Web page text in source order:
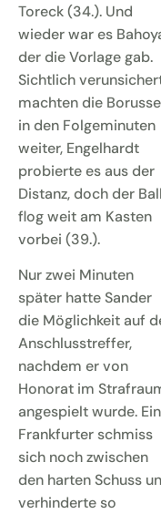
Toreck (34.). Und
wieder war es
der die Vorlage gab.
Sichtlich
machten die
in den Folgeminuten
weiter, Engelhardt
probierte es aus der
Distanz, doch der Ball
flog weit am Kasten
vorbei (39.).
Nur zwei Minuten
später hatte Sander
die Möglichkeit auf
Anschlusstreffer,
nachdem er von
Honorat im
angespielt wurde. Ein
Frankfurter schmiss
sich noch zwischen
den harten Schuss
verhinderte so